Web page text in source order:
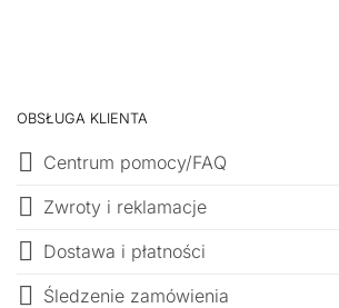
OBSŁUGA KLIENTA
Centrum pomocy/FAQ
Zwroty i reklamacje
Dostawa i płatności
Śledzenie zamówienia